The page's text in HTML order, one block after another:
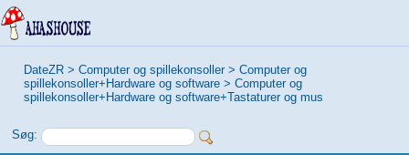
DateZR > Computer og spillekonsoller > Computer og
spillekonsoller+Hardware og software > Computer og
spillekonsoller+Hardware og software+Tastaturer og mus
Søg: